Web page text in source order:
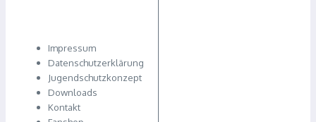
Impressum
Datenschutzerklärung
Jugendschutzkonzept
Downloads
Kontakt